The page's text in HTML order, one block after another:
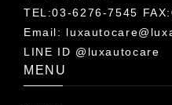
TEL:03-6276-7545
Email:
LINE ID @luxautocare
MENU